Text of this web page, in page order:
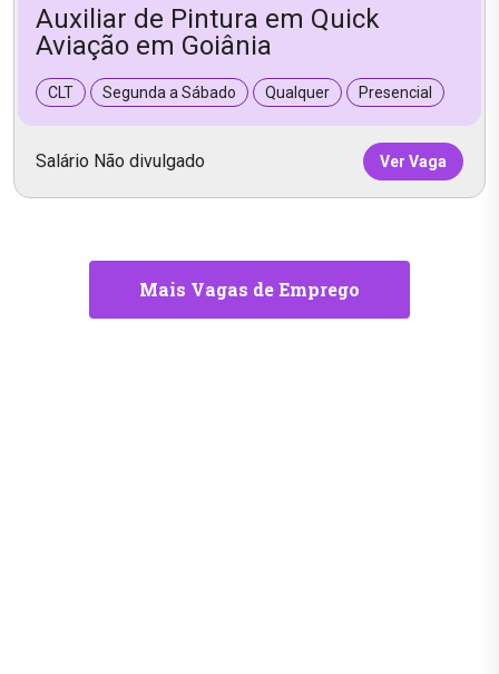
Auxiliar de Pintura em Quick
Aviação em Goiânia
CLT Segunda a Sábado Qualquer Presencial
Salário Não divulgado Ver Vaga
Mais Vagas de Emprego